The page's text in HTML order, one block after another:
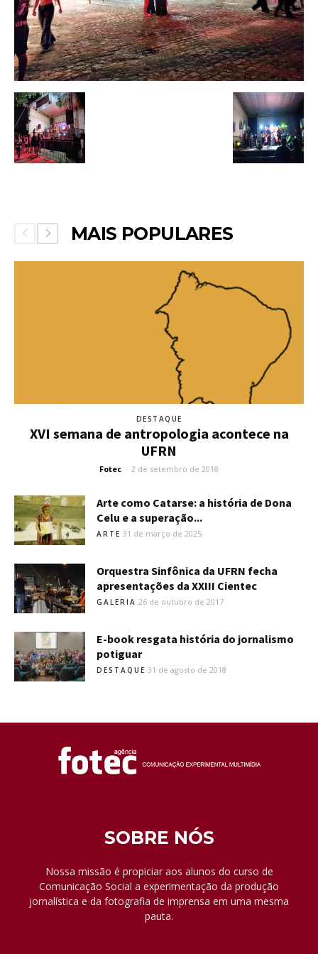
MAIS POPULARES
DESTAQUE
XVI semana de antropologia acontece na
UFRN
Fotec - 2 de setembro de 2018
Arte como Catarse: a história de Dona
Celu e a superação...
ARTE 31 de março de 2025
Orquestra Sinfônica da UFRN fecha
apresentações da XXIII Cientec
GALERIA 26 de outubro de 2017
E-book resgata história do jornalismo
potiguar
DESTAQUE 31 de agosto de 2018
SOBRE NÓS
Nossa missão é propiciar aos alunos do curso de
Comunicação Social a experimentação da produção
jornalística e da fotografia de imprensa em uma mesma
pauta.